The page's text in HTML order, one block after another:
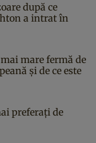
după ce
a intrat în
mare fermă de
și de ce este
preferați de